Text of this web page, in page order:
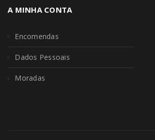
A MINHA CONTA
Encomendas
Dados Pessoais
Moradas